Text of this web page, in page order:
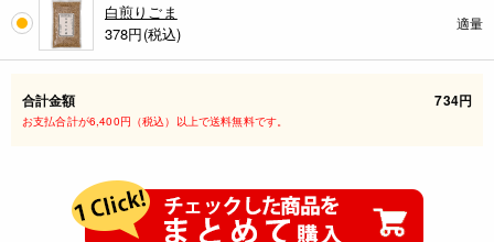
白煎りごま
378円(税込)
適量
合計金額 734円
お支払合計が6,400円（税込）以上で送料無料です。